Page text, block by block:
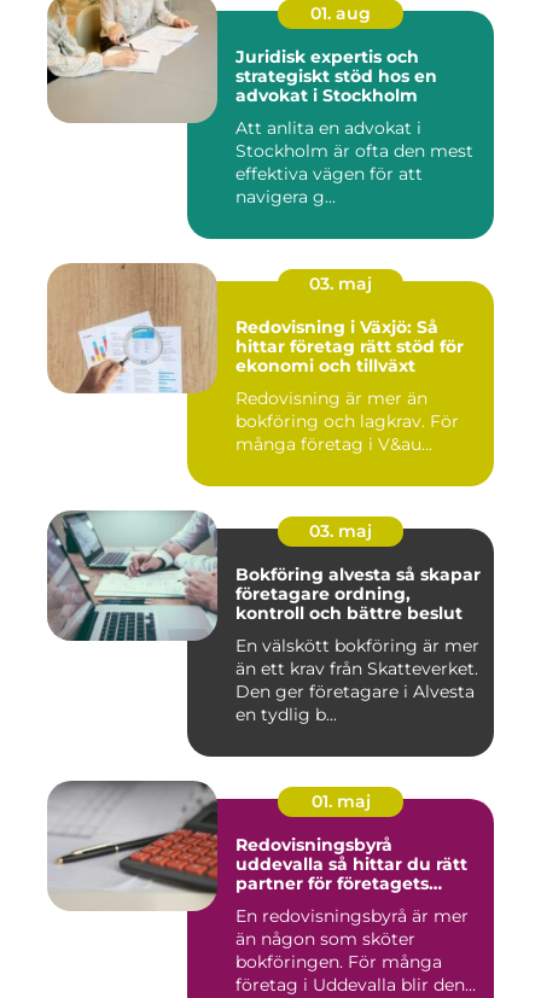
01. aug
Juridisk expertis och
strategiskt stöd hos en
advokat i Stockholm
Att anlita en advokat i
Stockholm är ofta den mest
effektiva vägen för att
navigera g...
03. maj
Redovisning i Växjö: Så
hittar företag rätt stöd för
ekonomi och tillväxt
Redovisning är mer än
bokföring och lagkrav. För
många företag i V&au...
03. maj
Bokföring alvesta så skapar
företagare ordning,
kontroll och bättre beslut
En välskött bokföring är mer
än ett krav från Skatteverket.
Den ger företagare i Alvesta
en tydlig b...
01. maj
Redovisningsbyrå
uddevalla så hittar du rätt
partner för företagets
En redovisningsbyrå är mer
än någon som sköter
bokföringen. För många
företag i Uddevalla blir den